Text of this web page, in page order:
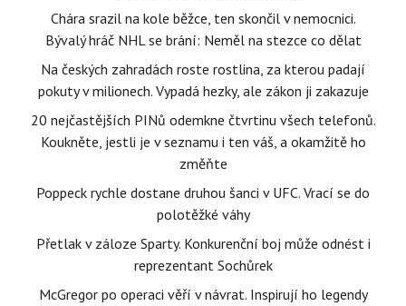
Chára srazil na kole běžce, ten skončil v nemocnici.
Bývalý hráč NHL se brání: Neměl na stezce co dělat
Na českých zahradách roste rostlina, za kterou padají
pokuty v milionech. Vypadá hezky, ale zákon ji zakazuje
20 nejčastějších PINů odemkne čtvrtinu všech telefonů.
Koukněte, jestli je v seznamu i ten váš, a okamžitě ho
změňte
Poppeck rychle dostane druhou šanci v UFC. Vrací se do
polotěžké váhy
Přetlak v záloze Sparty. Konkurenční boj může odnést i
reprezentant Sochůrek
McGregor po operaci věří v návrat. Inspirují ho legendy